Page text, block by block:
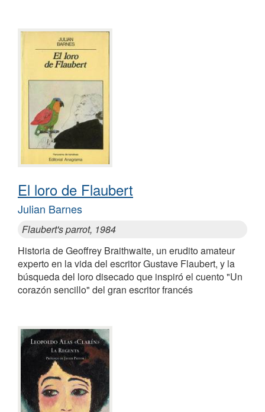
El loro de Flaubert
Julian Barnes
Flaubert's parrot, 1984
Historia de Geoffrey Braithwaite, un erudito amateur
experto en la vida del escritor Gustave Flaubert, y la
búsqueda del loro disecado que inspiró el cuento "Un
corazón sencillo" del gran escritor francés